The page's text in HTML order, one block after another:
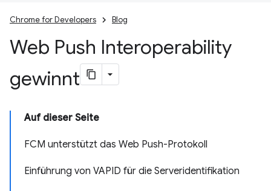
Chrome for Developers Blog
Web Push Interoperability
gewinnt
Auf dieser Seite
FCM unterstützt das Web Push-Protokoll
Einführung von VAPID für die Serveridentifikation